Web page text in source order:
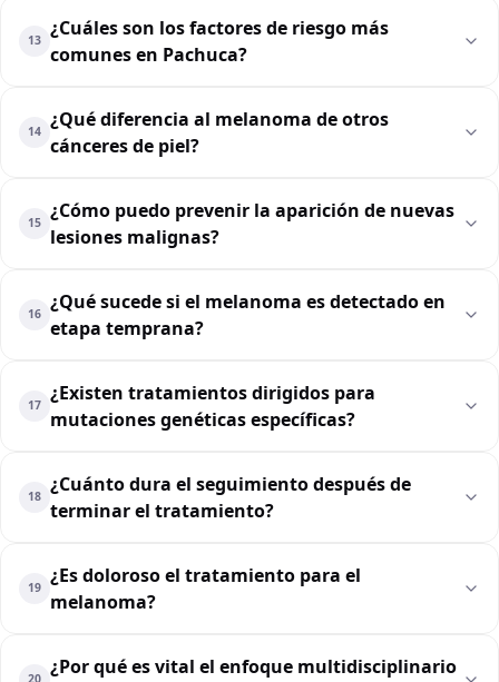
13
¿Cuáles son los factores de riesgo más
comunes en Pachuca?
14
¿Qué diferencia al melanoma de otros
cánceres de piel?
15
¿Cómo puedo prevenir la aparición de nuevas
lesiones malignas?
16
¿Qué sucede si el melanoma es detectado en
etapa temprana?
17
¿Existen tratamientos dirigidos para
mutaciones genéticas específicas?
18
¿Cuánto dura el seguimiento después de
terminar el tratamiento?
19
¿Es doloroso el tratamiento para el
melanoma?
¿Por qué es vital el enfoque multidisciplinario